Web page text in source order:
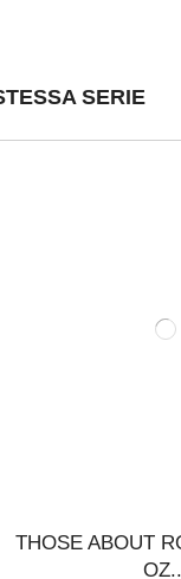
SERIE
THOSE ABOUT